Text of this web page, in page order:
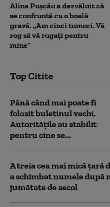
Alina Pușcău a dezvăluit că
se confruntă cu o boală
gravă. „Am cinci tumori. Vă
rog să vă rugați pentru
mine”
Top Citite
Până când mai poate fi
folosit buletinul vechi.
Autoritățile au stabilit
pentru cine se...
A treia cea mai mică țară
a schimbat numele după
jumătate de secol